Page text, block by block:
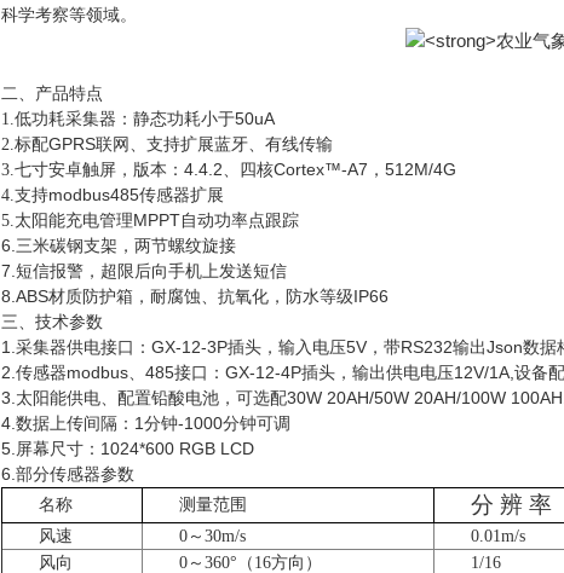
科学考察等领域。
二、产品特点
1.低功耗采集器：静态功耗小于50uA
2.标配GPRS联网、支持扩展蓝牙、有线传输
3.七寸安卓触屏，版本：4.4.2、四核Cortex™-A7，512M/4G
4.支持modbus485传感器扩展
5.太阳能充电管理MPPT自动功率点跟踪
6.三米碳钢支架，两节螺纹旋接
7.短信报警，超限后向手机上发送短信
8.ABS材质防护箱，耐腐蚀、抗氧化，防水等级IP66
三、技术参数
1.采集器供电接口：GX-12-3P插头，输入电压5V，带RS232输出Json数
2.传感器modbus、485接口：GX-12-4P插头，输出供电电压12V/1A,设备
3.太阳能供电、配置铅酸电池，可选配30W 20AH/50W 20AH/100W
4.数据上传间隔：1分钟-1000分钟可调
5.屏幕尺寸：1024*600 RGB LCD
6.部分传感器参数
名称 测量范围 分 辨 率
风速 0～30m/s 0.01m/s
风向
0～360°（16方向） 1/16